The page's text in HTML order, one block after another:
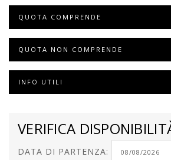
QUOTA COMPRENDE
QUOTA NON COMPRENDE
INFO UTILI
VERIFICA
DATA DI PARTENZA: